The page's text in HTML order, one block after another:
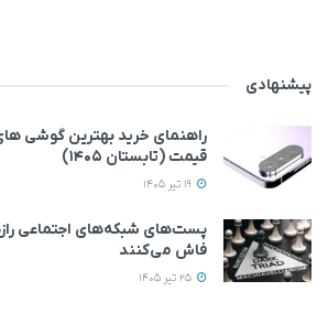
پیشنهادی
راهنمای خرید بهترین گوشی های
قیمت (تابستان ۱۴۰۵)
پست‌های شبکه‌های اجتماعی
فاش می‌کنند